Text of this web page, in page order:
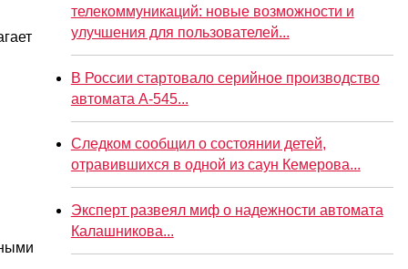
телекоммуникаций: новые возможности и
улучшения для пользователей...
В России стартовало серийное производство
автомата А-545...
Следком сообщил о состоянии детей,
отравившихся в одной из саун Кемерова...
Эксперт развеял миф о надежности автомата
Калашникова...